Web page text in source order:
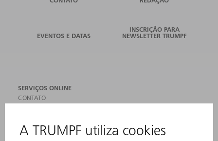
EVENTOS E DATAS
INSCRIÇÃO PARA
NEWSLETTER TRUMPF
SERVIÇOS ONLINE
CONTATO
ASSINATURA DA NEWSLETTER
MYTRUMPF